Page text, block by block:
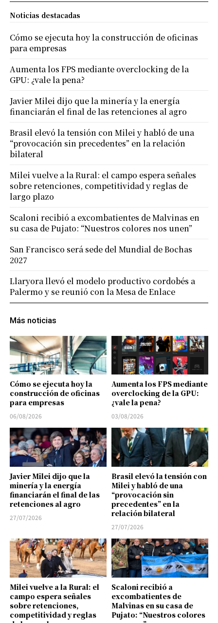
Más noticias
Cómo se ejecuta hoy la
construcción de oficinas
para empresas
06/08/2026
Aumenta los FPS mediante
overclocking de la GPU:
¿vale la pena?
03/08/2026
Javier Milei dijo que la
minería y la energía
financiarán el final de las
retenciones al agro
27/07/2026
Brasil elevó la tensión con
Milei y habló de una
“provocación sin
precedentes” en la
relación bilateral
27/07/2026
Milei vuelve a la Rural: el
campo espera señales
sobre retenciones,
competitividad y reglas
Scaloni recibió a
excombatientes de
Malvinas en su casa de
Pujato: “Nuestros colores
Noticias destacadas
Cómo se ejecuta hoy la construcción de oficinas
para empresas
Aumenta los FPS mediante overclocking de la
GPU: ¿vale la pena?
Javier Milei dijo que la minería y la energía
financiarán el final de las retenciones al agro
Brasil elevó la tensión con Milei y habló de una
“provocación sin precedentes” en la relación
bilateral
Milei vuelve a la Rural: el campo espera señales
sobre retenciones, competitividad y reglas de
largo plazo
Scaloni recibió a excombatientes de Malvinas en
su casa de Pujato: “Nuestros colores nos unen”
San Francisco será sede del Mundial de Bochas
2027
Llaryora llevó el modelo productivo cordobés a
Palermo y se reunió con la Mesa de Enlace